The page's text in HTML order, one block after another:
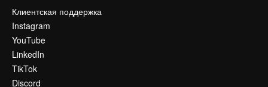
Клиентская поддержка
Instagram
YouTube
LinkedIn
TikTok
Discord